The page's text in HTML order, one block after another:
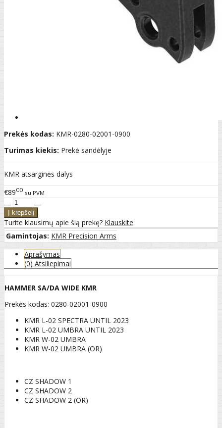
Prekės kodas: KMR-0280-02001-0900
Turimas kiekis: Prekė sandėlyje
KMR atsarginės dalys
€8900 su PVM
Turite klausimų apie šią prekę? Klauskite
Gamintojas: KMR Precision Arms
Aprašymas
(0) Atsiliepimai
HAMMER SA/DA WIDE KMR
Prekės kodas: 0280-02001-0900
KMR L-02 SPECTRA UNTIL 2023
KMR L-02 UMBRA UNTIL 2023
KMR W-02 UMBRA
KMR W-02 UMBRA (OR)
CZ SHADOW 1
CZ SHADOW 2
CZ SHADOW 2 (OR)